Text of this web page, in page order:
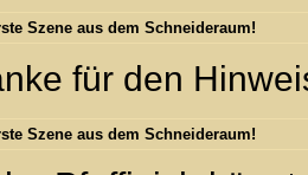
Szene aus dem Schneideraum!
für den
Szene aus dem Schneideraum!